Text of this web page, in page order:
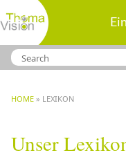
Direkt
zum
Inhalt
HOME LEXIKON
Unser